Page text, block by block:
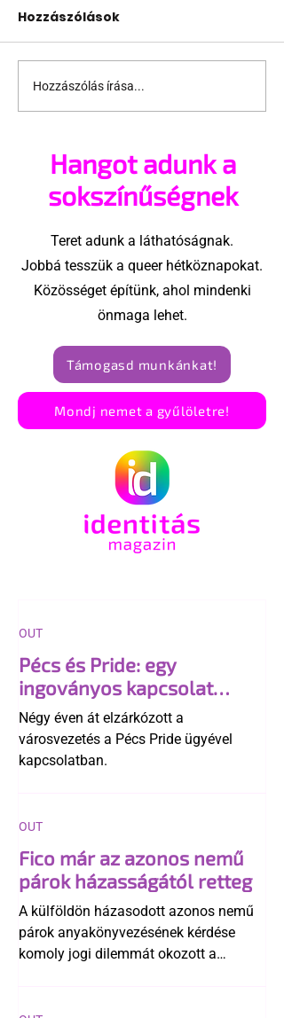
A WHO szerint
Európát is elérheti a
változata
Hozzászólások
Hozzászólás írása...
Hangot adunk a
sokszínűségnek
Teret adunk a láthatóságnak.
Jobbá tesszük a queer hétköznapokat.
Közösséget építünk, ahol mindenki
önmaga lehet.
Támogasd munkánkat!
Mondj nemet a gyűlöletre!
Pécs és Pride: egy
ingoványos kapcsolat
története
Négy éven át elzárkózott a
városvezetés a Pécs Pride ügyével
kapcsolatban.
OUT
Fico már az azonos nemű
párok házasságától retteg
A külföldön házasodott azonos nemű
párok anyakönyvezésének kérdése
komoly jogi dilemmát okozott a
OUT